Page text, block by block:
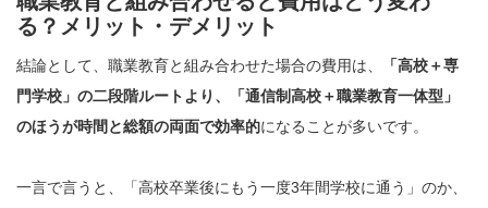
る？メリット・デメリット
結論として、職業教育と組み合わせた場合の費用は、
「高校＋専
門学校」の二段階ルートより、「通信制高校＋職業教育一体型」
のほうが時間と総額の両面で効率的になることが多いです。
一言で言うと、「高校卒業後にもう一度3年間学校に通う」のか、